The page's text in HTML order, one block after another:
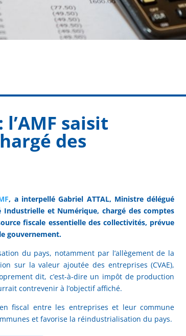
l’AMF saisit
des
, a interpellé Gabriel ATTAL, Ministre délégué
et Numérique, chargé des comptes
fiscale essentielle des collectivités, prévue
gouvernement.
du pays, notamment par l’allègement de la
sur la valeur ajoutée des entreprises (CVAE),
dit, c’est-à-dire un impôt de production
contrevenir à l’objectif affiché.
fiscal entre les entreprises et leur commune
et favorise la réindustrialisation du pays.